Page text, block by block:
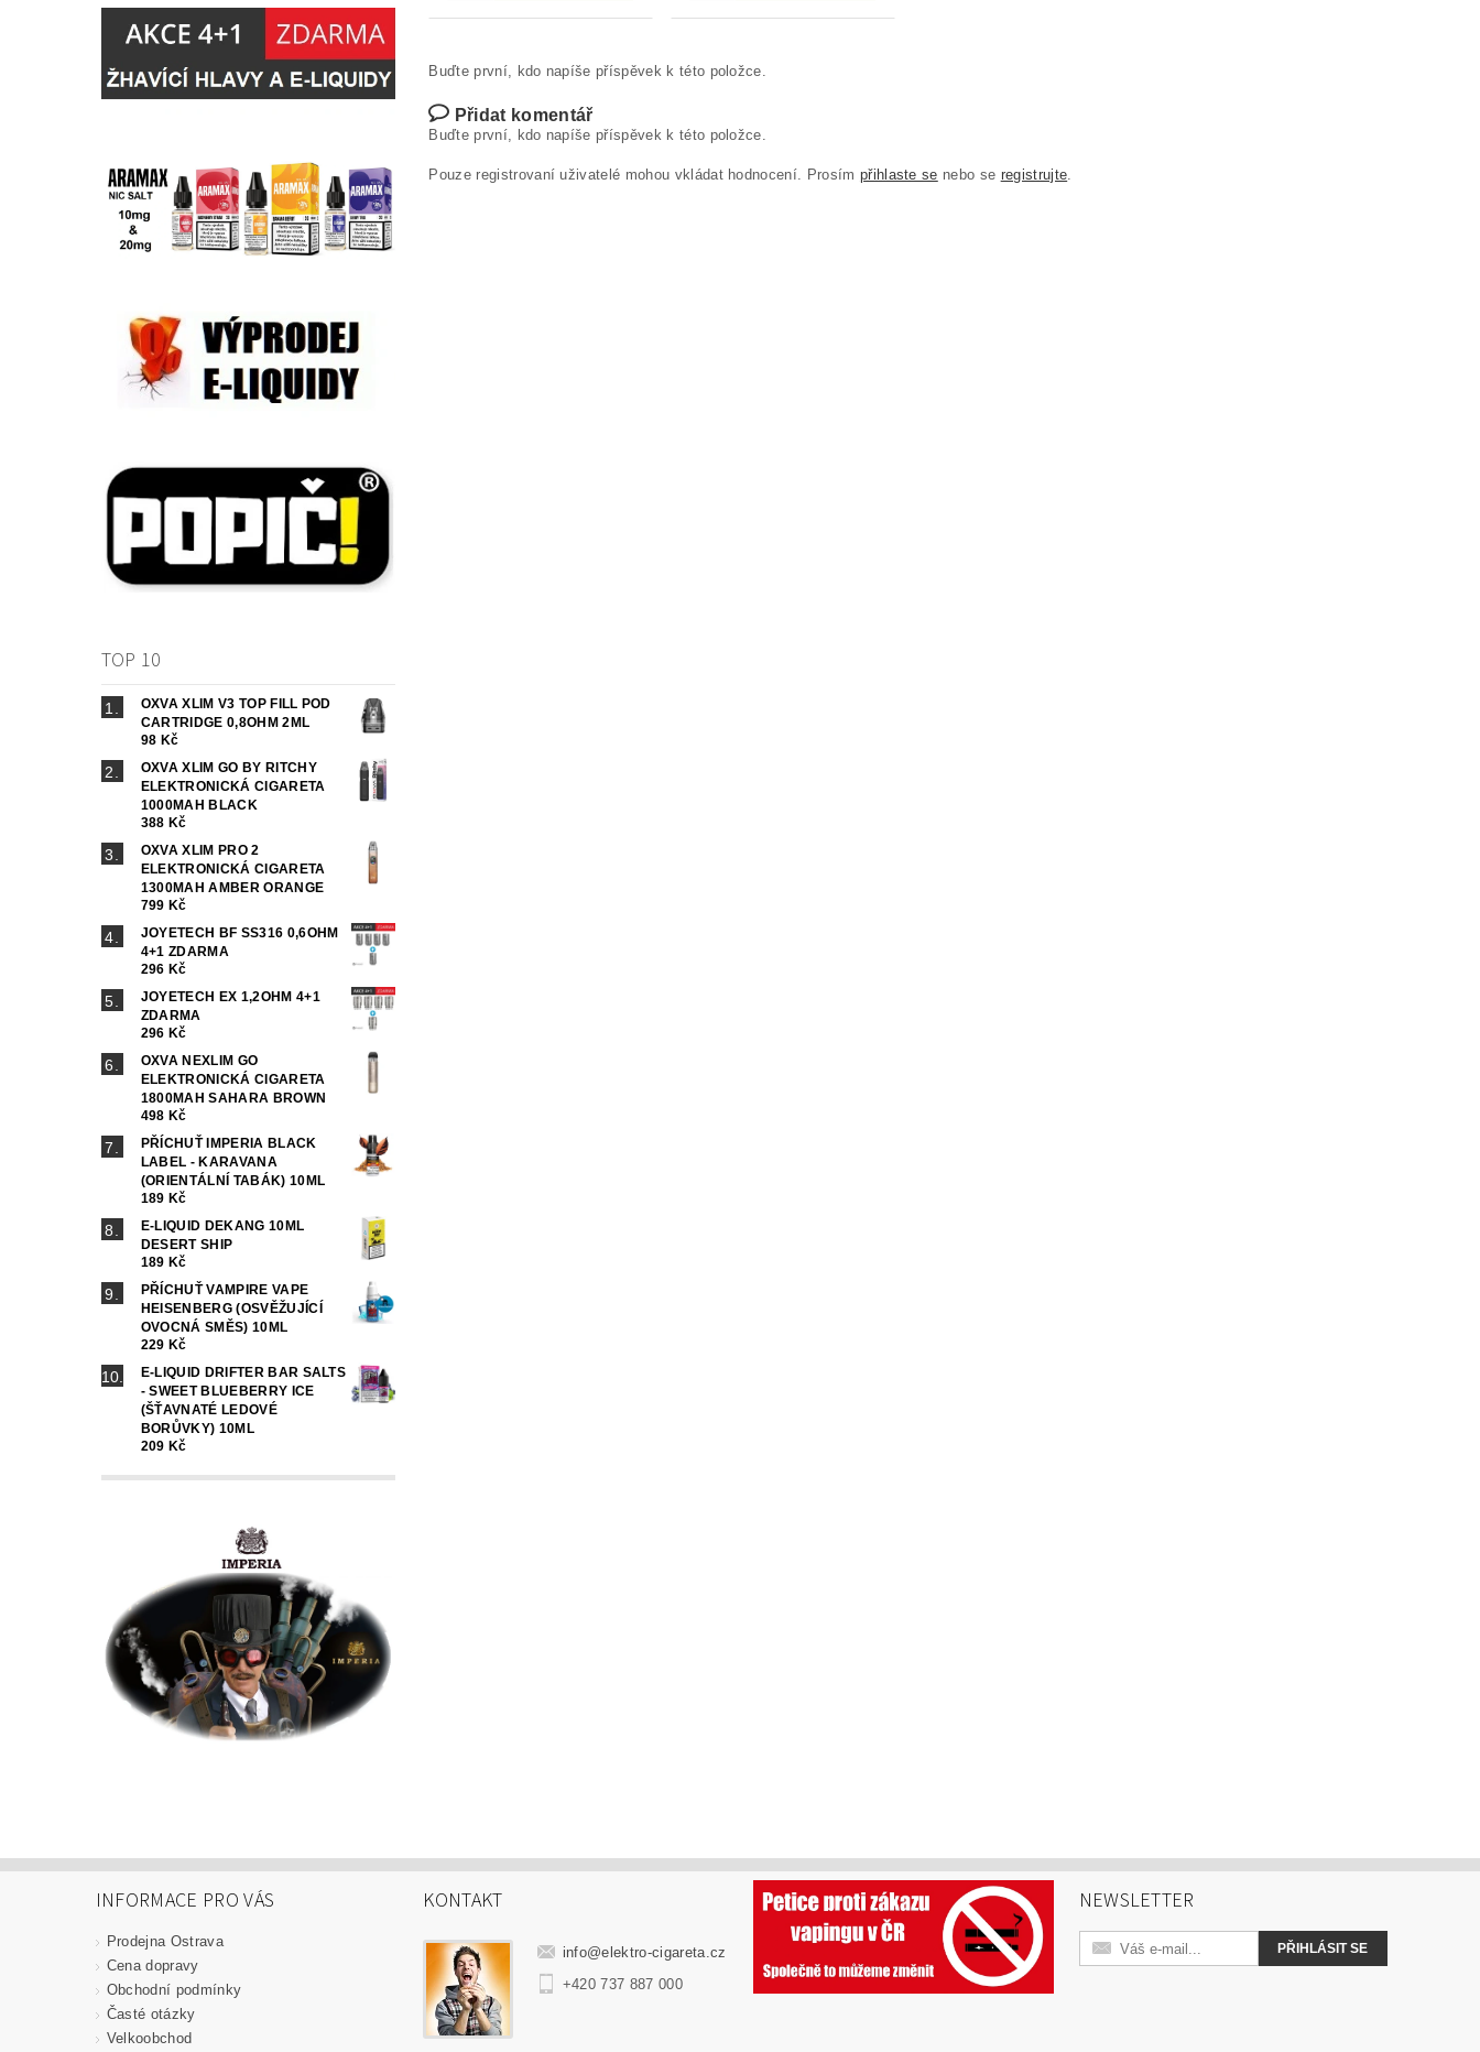
TOP 10
OXVA XLIM V3 TOP FILL POD
CARTRIDGE 0,8OHM 2ML
98 Kč
OXVA XLIM GO BY RITCHY
ELEKTRONICKÁ CIGARETA
1000MAH BLACK
388 Kč
OXVA XLIM PRO 2
ELEKTRONICKÁ CIGARETA
1300MAH AMBER ORANGE
799 Kč
JOYETECH BF SS316 0,6OHM
4+1 ZDARMA
296 Kč
JOYETECH EX 1,2OHM 4+1
ZDARMA
296 Kč
OXVA NEXLIM GO
ELEKTRONICKÁ CIGARETA
1800MAH SAHARA BROWN
498 Kč
PŘÍCHUŤ IMPERIA BLACK
LABEL - KARAVANA
(ORIENTÁLNÍ TABÁK) 10ML
189 Kč
E-LIQUID DEKANG 10ML
DESERT SHIP
189 Kč
PŘÍCHUŤ VAMPIRE VAPE
HEISENBERG (OSVĚŽUJÍCÍ
OVOCNÁ SMĚS) 10ML
229 Kč
E-LIQUID DRIFTER BAR SALTS
- SWEET BLUEBERRY ICE
(ŠŤAVNATÉ LEDOVÉ
BORŮVKY) 10ML
209 Kč
Buďte první, kdo napíše příspěvek k této položce.
Přidat komentář
Buďte první, kdo napíše příspěvek k této položce.
Pouze registrovaní uživatelé mohou vkládat hodnocení. Prosím přihlaste se nebo se registrujte.
INFORMACE PRO VÁS
Prodejna Ostrava
Cena dopravy
Obchodní podmínky
Časté otázky
Velkoobchod
KONTAKT
info@elektro-cigareta.cz
+420 737 887 000
NEWSLETTER